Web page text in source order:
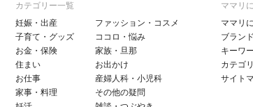
カテゴリー一覧
妊娠・出産
子育て・グッズ
お金・保険
住まい
お仕事
家事・料理
ファッション・コスメ
ココロ・悩み
家族・旦那
お出かけ
産婦人科・小児科
その他の疑問
ママリ
ママリ
ブラン
キーワ
カテゴ
サイト